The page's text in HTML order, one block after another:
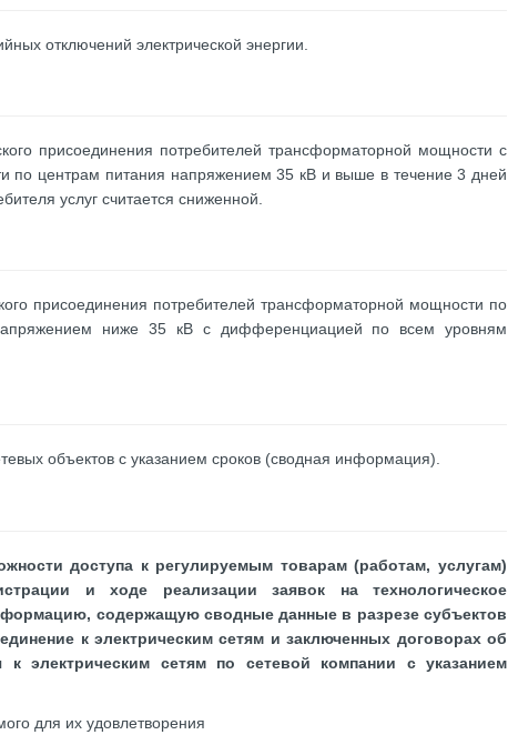
отключений электрической энергии.
присоединения потребителей трансформаторной мощности с
по центрам питания напряжением 35 кВ и выше в течение 3 дней
услуг считается сниженной.
присоединения потребителей трансформаторной мощности по
ниже 35 кВ с дифференциацией по всем уровням
объектов с указанием сроков (сводная информация).
доступа к регулируемым товарам (работам, услугам)
и ходе реализации заявок на технологическое
содержащую сводные данные в разрезе субъектов
к электрическим сетям и заключенных договорах об
к электрическим сетям по сетевой компании с указанием
для их удовлетворения